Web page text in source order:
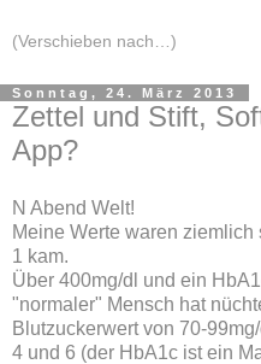
Sonntag, 24. März 2013
Zettel und Stift,
App?
N Abend Welt!
Meine Werte waren
1 kam.
Über 400mg/dl und ein
"normaler" Mensch hat
Blutzuckerwert von 70-
4 und 6 (der HbA1c ist ein